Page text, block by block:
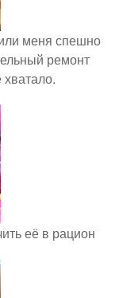
меня спешно
ремонт
её в рацион